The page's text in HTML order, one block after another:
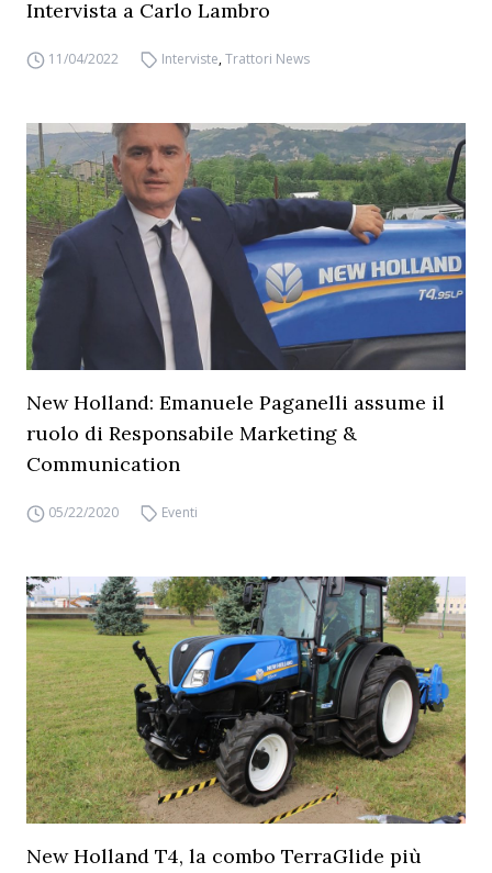
Intervista a Carlo Lambro
11/04/2022 Interviste,Trattori News
New Holland: Emanuele Paganelli assume il
ruolo di Responsabile Marketing &
Communication
05/22/2020 Eventi
New Holland T4, la combo TerraGlide più